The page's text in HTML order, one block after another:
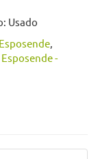
Usado
Esposende,
-